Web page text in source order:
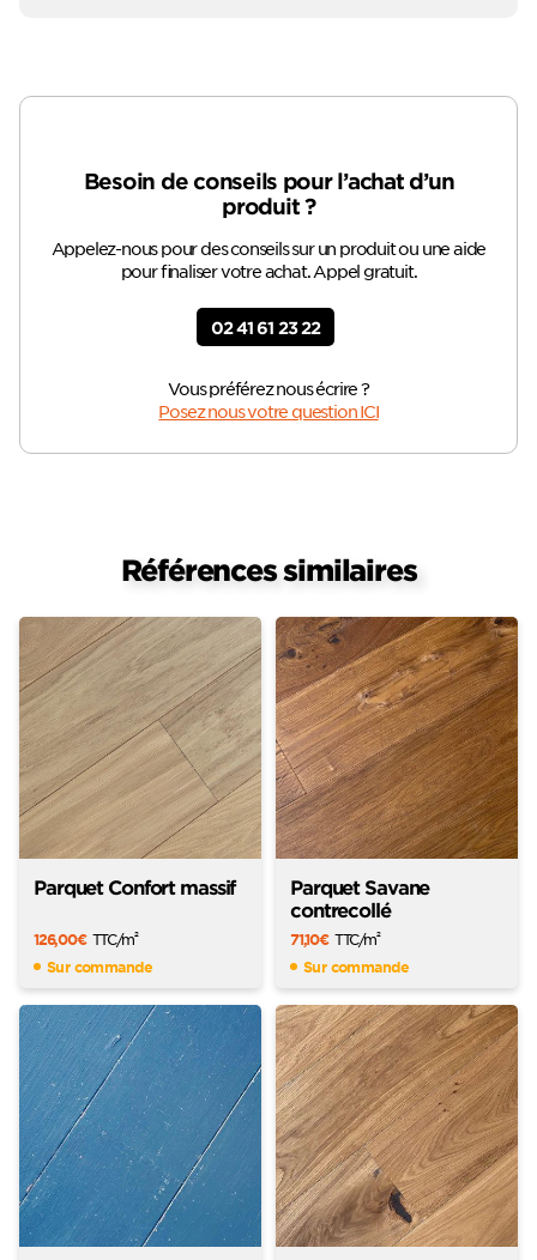
Besoin de conseils pour l’achat d’un
produit ?
Appelez-nous pour des conseils sur un produit ou une aide
pour finaliser votre achat. Appel gratuit.
02 41 61 23 22
Vous préférez nous écrire ?
Posez nous votre question ICI
Références similaires
Parquet Confort massif
126,00€ TTC/m2
Sur commande
Parquet Savane
contrecollé
71,10€ TTC/m2
Sur commande